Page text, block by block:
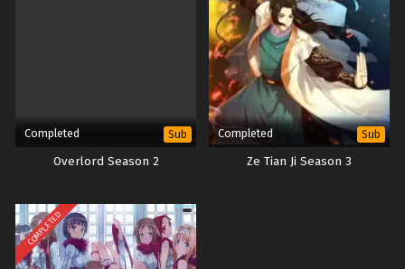
Completed Sub
Overlord Season 2
Completed Sub
Ze Tian Ji Season 3
COMPLETED